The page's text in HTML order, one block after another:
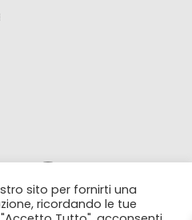
sito per fornirti una
ricordando le tue